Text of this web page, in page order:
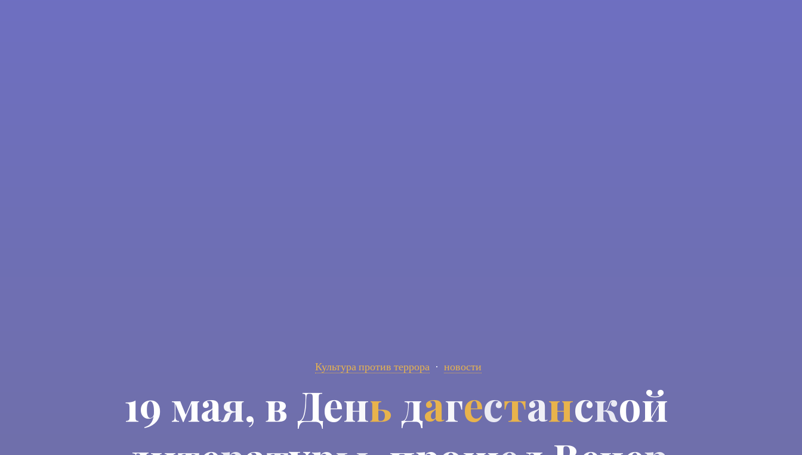
Культура против террора новости
19 мая, в День дагестанской